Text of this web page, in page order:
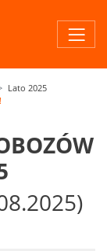
Lato 2025